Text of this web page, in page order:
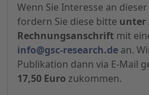
Wenn Sie Interesse an
fordern Sie diese bitte unter
Rechnungsanschrift mit
info@gsc-research.de an.
Publikation dann via E-Mail
17,50 Euro zukommen.